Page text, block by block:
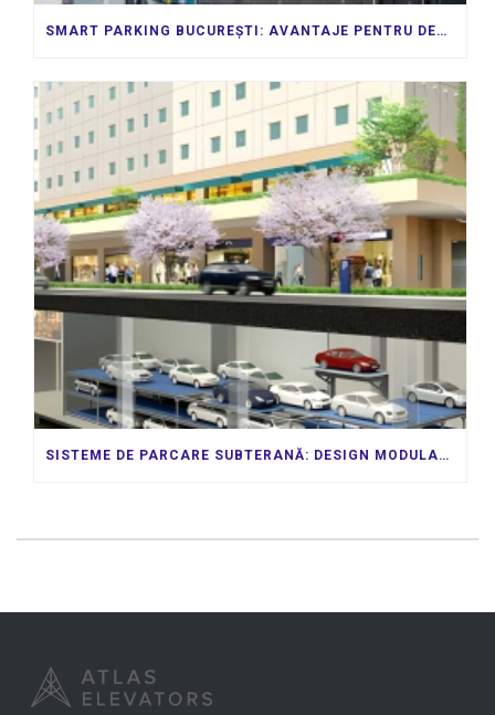
SMART PARKING BUCUREȘTI: AVANTAJE PENTRU DEZVOLTATORI ȘI ADMINISTRAȚII LOCALE
SISTEME DE PARCARE SUBTERANĂ: DESIGN MODULAR PENTRU CERINȚELE DVS. ÎN CONTINUĂ SCHIMBARE